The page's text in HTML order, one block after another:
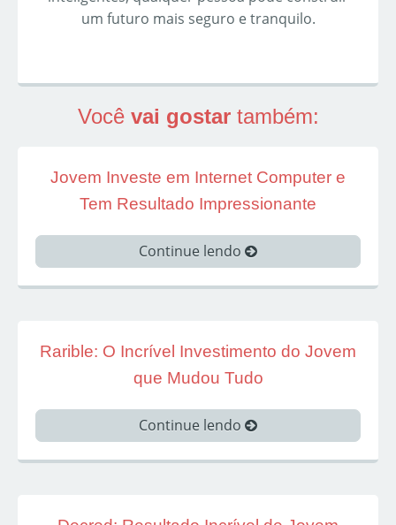
um futuro mais seguro e tranquilo.
Você vai gostartambém:
Jovem Investe em Internet Computer e
Tem Resultado Impressionante
Continue lendo
Rarible: O Incrível Investimento do Jovem
que Mudou Tudo
Continue lendo